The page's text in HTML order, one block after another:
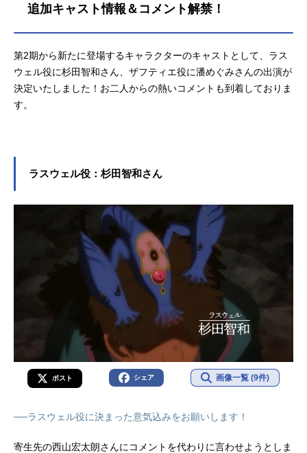
追加キャスト情報＆コメント解禁！
第2期から新たに登場するキャラクターのキャストとして、ラス
ウェル役に杉田智和さん、ザフティエ役に潘めぐみさんの出演が
決定いたしました！お二人からの熱いコメントも到着しておりま
す。
ラスウェル役：杉田智和さん
ポスト シェア 画像一覧 (9件)
──ラスウェル役に決まった意気込みをお願いします！
寄生先の西山宏太朗さんにコメントを代わりに言わせようとしま